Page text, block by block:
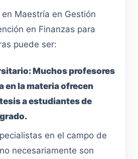
Maestría en Gestión
en Finanzas para
puede ser:
:Muchos profesores
en la materia ofrecen
a estudiantes de
en el campo de
necesariamente son